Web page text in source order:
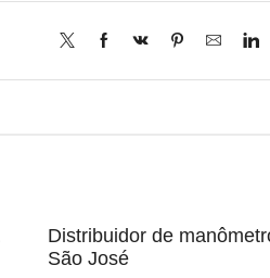
Distribuidor de
São José